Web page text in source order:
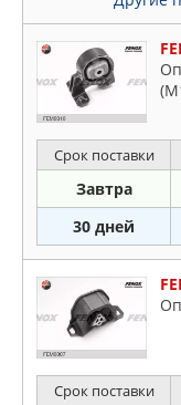
Срок поставки
Завтра
30 дней
Срок поставки